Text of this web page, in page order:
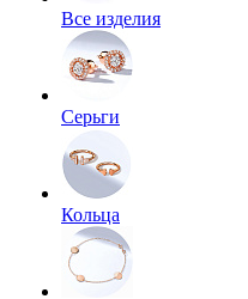
Все изделия
Серьги
Кольца